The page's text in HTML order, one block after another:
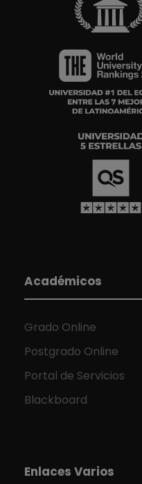
Académicos
Grado Online
Postgrado Online
Portal de Servicios
Blackboard
Enlaces Varios